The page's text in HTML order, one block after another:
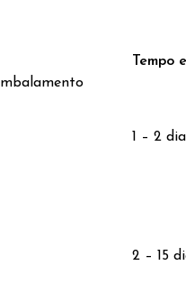
1 – 2
2 – 15